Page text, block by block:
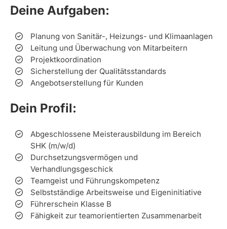
Deine Aufgaben:
Planung von Sanitär-, Heizungs- und Klimaanlagen
Leitung und Überwachung von Mitarbeitern
Projektkoordination
Sicherstellung der Qualitätsstandards
Angebotserstellung für Kunden
Dein Profil:
Abgeschlossene Meisterausbildung im Bereich
SHK (m/w/d)
Durchsetzungsvermögen und
Verhandlungsgeschick
Teamgeist und Führungskompetenz
Selbstständige Arbeitsweise und Eigeninitiative
Führerschein Klasse B
Fähigkeit zur teamorientierten Zusammenarbeit